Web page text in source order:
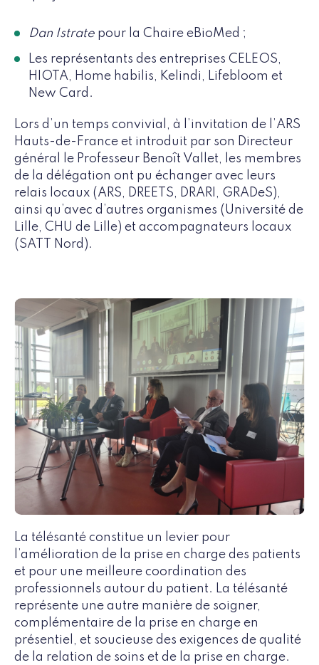
Dan Istrate pour la Chaire eBioMed ;
Les représentants des entreprises CELEOS,
HIOTA, Home habilis, Kelindi, Lifebloom et
New Card.
Lors d’un temps convivial, à l’invitation de l’ARS
Hauts-de-France et introduit par son Directeur
général le Professeur Benoît Vallet, les membres
de la délégation ont pu échanger avec leurs
relais locaux (ARS, DREETS, DRARI, GRADeS),
ainsi qu’avec d’autres organismes (Université de
Lille, CHU de Lille) et accompagnateurs locaux
(SATT Nord).
La télésanté constitue un levier pour
l’amélioration de la prise en charge des patients
et pour une meilleure coordination des
professionnels autour du patient. La télésanté
représente une autre manière de soigner,
complémentaire de la prise en charge en
présentiel, et soucieuse des exigences de qualité
de la relation de soins et de la prise en charge.